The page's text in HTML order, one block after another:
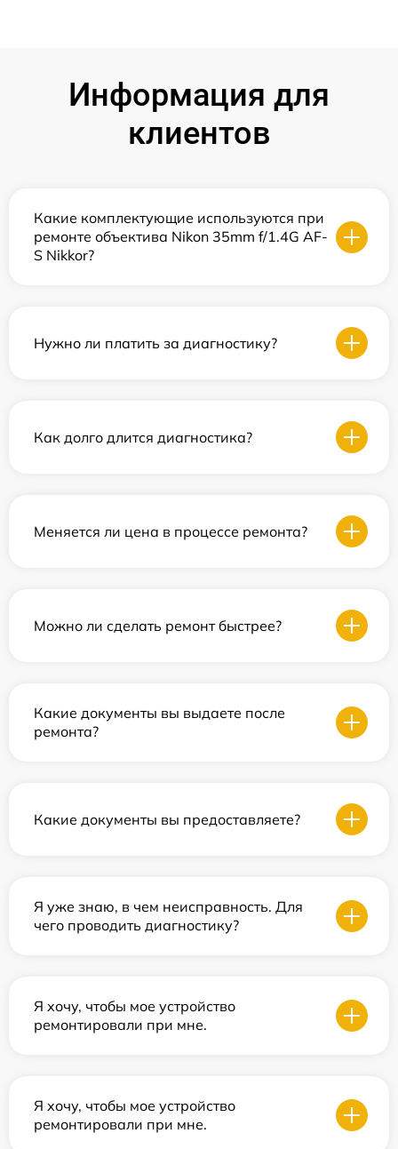
Информация для
клиентов
Какие комплектующие используются при
ремонте объектива Nikon 35mm f/1.4G AF-
S Nikkor?
Нужно ли платить за диагностику?
Как долго длится диагностика?
Меняется ли цена в процессе ремонта?
Можно ли сделать ремонт быстрее?
Какие документы вы выдаете после
ремонта?
Какие документы вы предоставляете?
Я уже знаю, в чем неисправность. Для
чего проводить диагностику?
Я хочу, чтобы мое устройство
ремонтировали при мне.
Я хочу, чтобы мое устройство
ремонтировали при мне.